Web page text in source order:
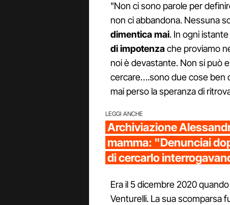
"Non ci sono parole per
non ci abbandona. Nessuna
dimentica mai. In ogni
di impotenzache proviamo
noi è devastante. Non si può
cercare….sono due cose ben
mai perso la speranza di
LEGGI ANCHE
Archiviazione
mamma: "Denunciai
di cercarlo
Era il 5 dicembre 2020
Venturelli. La sua scomparsa